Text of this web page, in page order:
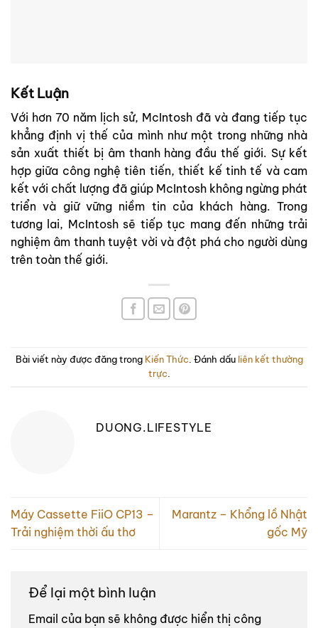
Kết Luận
Với hơn 70 năm lịch sử, McIntosh đã và đang tiếp tục
khẳng định vị thế của mình như một trong những nhà
sản xuất thiết bị âm thanh hàng đầu thế giới. Sự kết
hợp giữa công nghệ tiên tiến, thiết kế tinh tế và cam
kết với chất lượng đã giúp McIntosh không ngừng phát
triển và giữ vững niềm tin của khách hàng. Trong
tương lai, McIntosh sẽ tiếp tục mang đến những trải
nghiệm âm thanh tuyệt vời và đột phá cho người dùng
trên toàn thế giới.
Bài viết này được đăng trong Kiến Thức . Đánh dấu liên kết thường
trực
DUONG.LIFESTYLE
Máy Cassette FiiO CP13 –
Trải nghiệm thời ấu thơ
Marantz – Khổng lồ Nhật
gốc Mỹ
Để lại một bình luận
Email của bạn sẽ không được hiển thị công